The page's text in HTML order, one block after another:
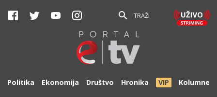
TRAŽI
Politika Ekonomija Društvo Hronika VIP Kolumne